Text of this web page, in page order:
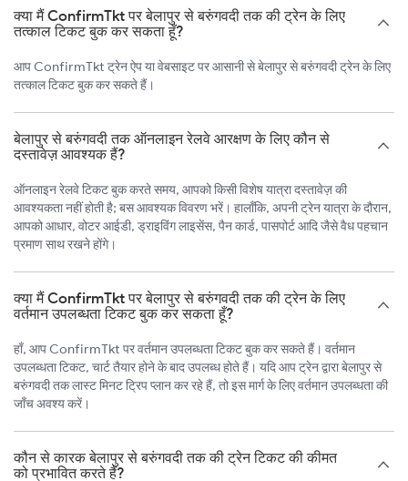
क्या मैं ConfirmTkt पर बेलापुर से बरुंगवदी तक की ट्रेन के लिए
तत्काल टिकट बुक कर सकता हूँ?
आप ConfirmTkt ट्रेन ऐप या वेबसाइट पर आसानी से बेलापुर से बरुंगवदी ट्रेन के लिए
तत्काल टिकट बुक कर सकते हैं।
बेलापुर से बरुंगवदी तक ऑनलाइन रेलवे आरक्षण के लिए कौन से
दस्तावेज़ आवश्यक हैं?
ऑनलाइन रेलवे टिकट बुक करते समय, आपको किसी विशेष यात्रा दस्तावेज़ की
आवश्यकता नहीं होती है; बस आवश्यक विवरण भरें। हालाँकि, अपनी ट्रेन यात्रा के दौरान,
आपको आधार, वोटर आईडी, ड्राइविंग लाइसेंस, पैन कार्ड, पासपोर्ट आदि जैसे वैध पहचान
प्रमाण साथ रखने होंगे।
क्या मैं ConfirmTkt पर बेलापुर से बरुंगवदी तक की ट्रेन के लिए
वर्तमान उपलब्धता टिकट बुक कर सकता हूँ?
हाँ, आप ConfirmTkt पर वर्तमान उपलब्धता टिकट बुक कर सकते हैं। वर्तमान
उपलब्धता टिकट, चार्ट तैयार होने के बाद उपलब्ध होते हैं। यदि आप ट्रेन द्वारा बेलापुर से
बरुंगवदी तक लास्ट मिनट ट्रिप प्लान कर रहे हैं, तो इस मार्ग के लिए वर्तमान उपलब्धता की
जाँच अवश्य करें।
कौन से कारक बेलापुर से बरुंगवदी तक की ट्रेन टिकट की कीमत
को प्रभावित करते हैं?